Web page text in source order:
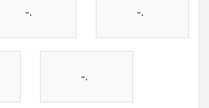
-. -.
-.